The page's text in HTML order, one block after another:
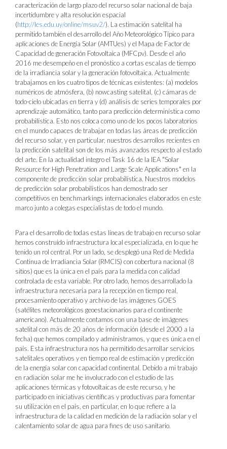
caracterización de largo plazo del recurso solar nacional de baja
incertidumbre y alta resolución espacial
(http://les.edu.uy/online/msuv2/). La estimación satelital ha
permitido también el desarrollo del Año Meteorológico Típico para
aplicaciones de Energía Solar (AMTUes) y el Mapa de Factor de
Capacidad de generación Fotovoltaica (MFCpv). Desde el año
2016 me desempeño en el pronóstico a cortas escalas de tiempo
de la irradiancia solar y la generación fotovoltaica. Actualmente
trabajamos en los cuatro tipos de técnicas existentes: (a) modelos
numéricos de atmósfera, (b) nowcasting satelital, (c) cámaras de
todo-cielo ubicadas en tierra y (d) análisis de series temporales por
aprendizaje automático, tanto para predicción determinística como
probabilística. Esto nos coloca como uno de los pocos laboratorios
en el mundo capaces de trabajar en todas las áreas de predicción
del recurso solar, y en particular, nuestros desarrollos recientes en
la predicción satelital son de los más avanzados respecto al estado
del arte. En la actualidad integro el Task 16 de la IEA "Solar
Resource for High Penetration and Large Scale Applications" en la
componente de predicción solar probabilística. Nuestros modelos
de predicción solar probabilísticos han demostrado ser
competitivos en benchmarkings internacionales elaborados en este
marco junto a colegas especialistas de todo el mundo.
Para el desarrollo de todas estas líneas de trabajo en recurso solar
hemos construido infraestructura local especializada, en lo que he
tenido un rol central. Por un lado, se desplegó una Red de Medida
Continua de Irradiancia Solar (RMCIS) con cobertura nacional (8
sitios) que es la única en el país para la medida con calidad
controlada de esta variable. Por otro lado, hemos desarrollado la
infraestructura necesaria para la recepción en tiempo real,
procesamiento operativo y archivo de las imágenes GOES
(satélites meteorológicos geoestacionarios para el continente
americano). Actualmente contamos con una base de imágenes
satelital con más de 20 años de información (desde el 2000 a la
fecha) que hemos compilado y administramos, y que es única en el
país. Esta infraestructura nos ha permitido desarrollar servicios
satelitales operativos y en tiempo real de estimación y predicción
de la energía solar con capacidad continental. Debido a mi trabajo
en radiación solar me he involucrado con el estudio de las
aplicaciones térmicas y fotovoltaicas de este recurso, y he
participado en iniciativas científicas y productivas para fomentar
su utilización en el país, en particular, en lo que refiere a la
infraestructura de la calidad en medición de la radiación solar y el
calentamiento solar de agua para fines de uso sanitario.